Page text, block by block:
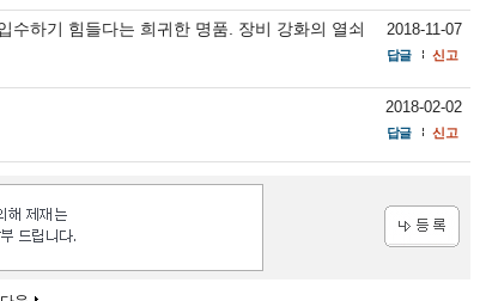
수하기 힘들다는 희귀한 명품. 장비 강화의 열쇠
2018-11-07
답글 신고
2018-02-02
답글 신고